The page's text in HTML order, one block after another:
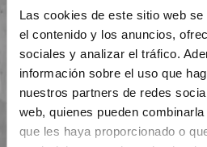
Las cookies de este sitio web
el contenido y los anuncios,
sociales y analizar el tráfico.
información sobre el uso que
nuestros partners de redes
web, quienes pueden
que les haya proporcionado o